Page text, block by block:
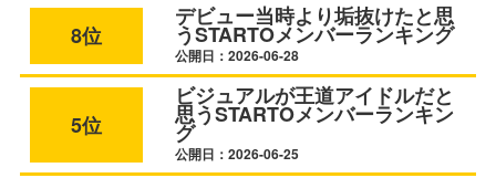
8位
デビュー当時より垢抜けたと思
うSTARTOメンバーランキング
公開日：2026-06-28
5位
ビジュアルが王道アイドルだと
思うSTARTOメンバーランキン
グ
公開日：2026-06-25